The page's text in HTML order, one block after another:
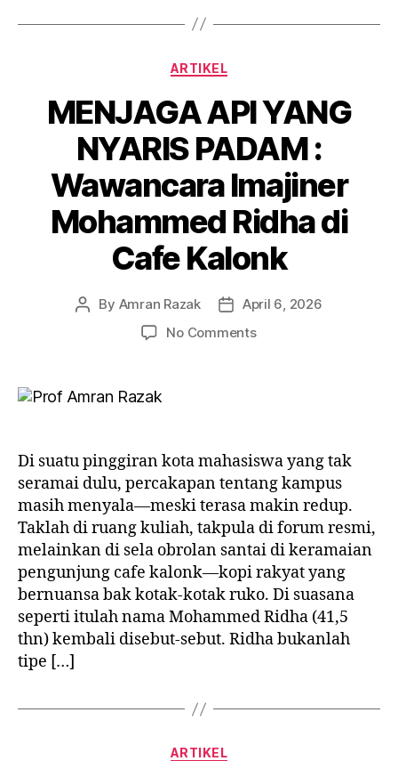
Categories
ARTIKEL
MENJAGA API YANG
NYARIS PADAM :
Wawancara Imajiner
Mohammed Ridha di
Cafe Kalonk
Post
By Amran Razak
Post
date
April 6, 2026
No Commentson
Wawancara
Imajiner
Mohammed
Ridha
di
Cafe
Kalonk
Di suatu pinggiran kota mahasiswa yang tak
seramai dulu, percakapan tentang kampus
masih menyala—meski terasa makin redup.
Taklah di ruang kuliah, takpula di forum resmi,
melainkan di sela obrolan santai di keramaian
pengunjung cafe kalonk—kopi rakyat yang
bernuansa bak kotak-kotak ruko. Di suasana
seperti itulah nama Mohammed Ridha (41,5
thn) kembali disebut-sebut. Ridha bukanlah
tipe […]
Categories
ARTIKEL